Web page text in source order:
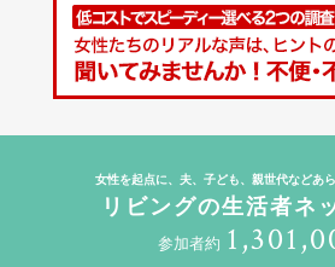
女性を起点に、夫、子ども、親世代などあ
リビングの生活者ネ
参加者約